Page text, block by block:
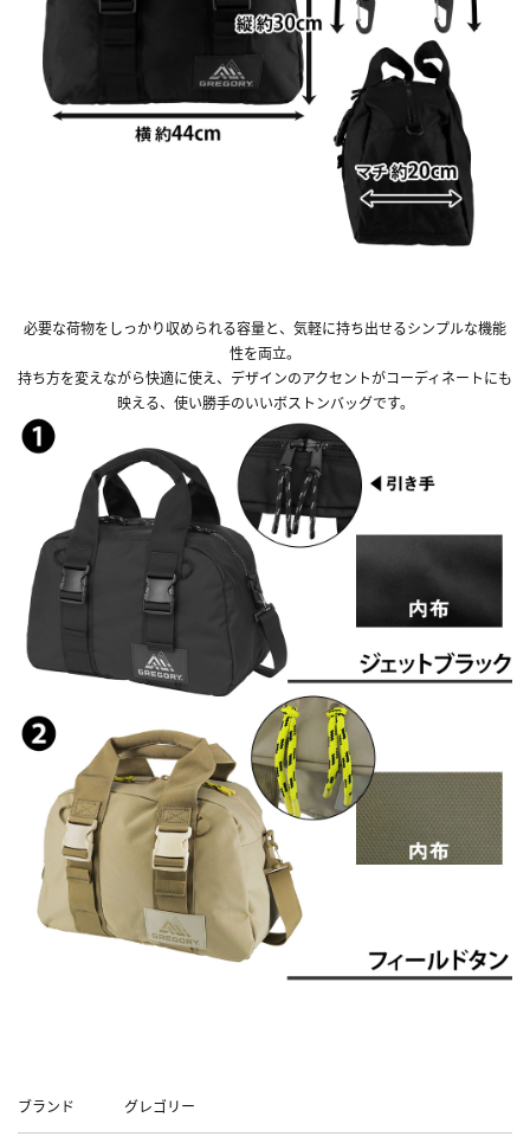
必要な荷物をしっかり収められる容量と、気軽に持ち出せるシンプルな機能
性を両立。
持ち方を変えながら快適に使え、デザインのアクセントがコーディネートにも
映える、使い勝手のいいボストンバッグです。
ブランド
グレゴリー